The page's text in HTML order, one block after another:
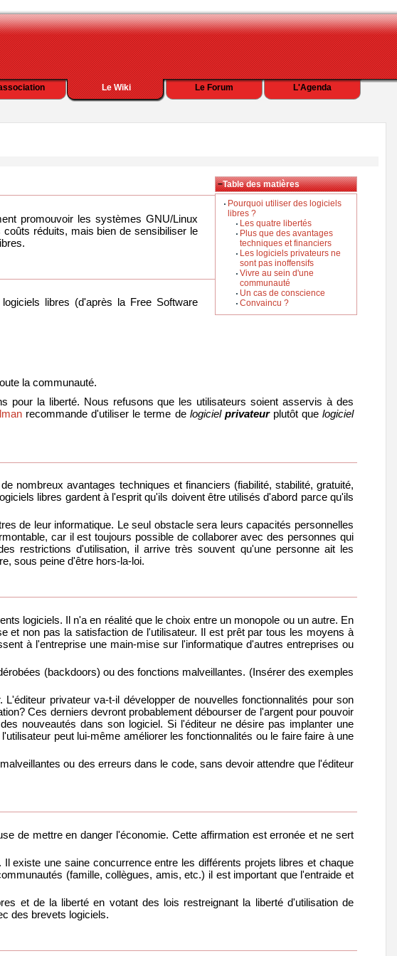
L'Agenda
Le Forum
Le Wiki
−Table des matières
Pourquoi utiliser des logiciels
libres ?
Les quatre libertés
Plus que des avantages
techniques et financiers
Les logiciels privateurs ne
sont pas inoffensifs
Vivre au sein d'une
communauté
Un cas de conscience
Convaincu ?
promouvoir les systèmes GNU/Linux
réduits, mais bien de sensibiliser le
libres (d'après la Free Software
la communauté.
pour la liberté. Nous refusons que les utilisateurs soient asservis à des
recommande d'utiliser le terme de logiciel privateurplutôt quelogiciel
nombreux avantages techniques et financiers (fiabilité, stabilité, gratuité,
libres gardent à l'esprit qu'ils doivent être utilisés d'abord parce qu'ils
de leur informatique. Le seul obstacle sera leurs capacités personnelles
car il est toujours possible de collaborer avec des personnes qui
restrictions d'utilisation, il arrive très souvent qu'une personne ait les
sous peine d'être hors-la-loi.
logiciels. Il n'a en réalité que le choix entre un monopole ou un autre. En
et non pas la satisfaction de l'utilisateur. Il est prêt par tous les moyens à
à l'entreprise une main-mise sur l'informatique d'autres entreprises ou
(backdoors) ou des fonctions malveillantes. (Insérer des exemples
privateur va-t-il développer de nouvelles fonctionnalités pour son
Ces derniers devront probablement débourser de l'argent pour pouvoir
nouveautés dans son logiciel. Si l'éditeur ne désire pas implanter une
peut lui-même améliorer les fonctionnalités ou le faire faire à une
ou des erreurs dans le code, sans devoir attendre que l'éditeur
de mettre en danger l'économie. Cette affirmation est erronée et ne sert
existe une saine concurrence entre les différents projets libres et chaque
(famille, collègues, amis, etc.) il est important que l'entraide et
et de la liberté en votant des lois restreignant la liberté d'utilisation de
des brevets logiciels.